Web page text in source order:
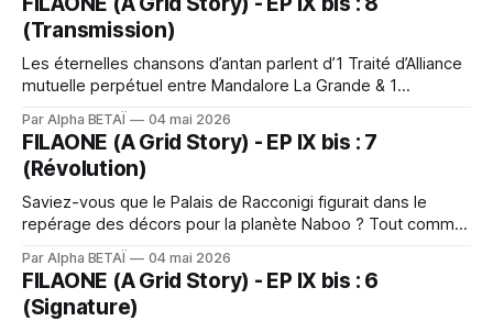
(Transmission)
Les éternelles chansons d’antan parlent d’1 Traité d’Alliance
mutuelle perpétuel entre Mandalore La Grande & 1
mystérieux ordre 2 sorcier/ère.s du nom 2 Jedi à visage
découvert chargé.e 2 porter LA bonne parole au Forrest
Club depuis la nuit des temps. 2 son côté
Par Alpha BETAÏ 04 mai 2026
FILAONE (A Grid Story) - EP IX bis : 7
(Révolution)
Saviez-vous que le Palais de Racconigi figurait dans le
repérage des décors pour la planète Naboo ? Tout comme
le cabinet des curiosités. Iel n'en fallait pas + à X-Ray du
Forrest Club pour découvrir les origines de son petit frère
adoptif Temiri Blagg (qui a bien grandi depuis l&
Par Alpha BETAÏ 04 mai 2026
FILAONE (A Grid Story) - EP IX bis : 6
(Signature)